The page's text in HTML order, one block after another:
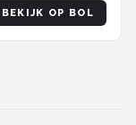
BEKIJK OP BOL